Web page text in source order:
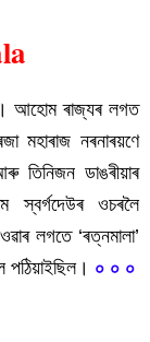
আহোম ৰাজ্যৰ লগত
মহাৰাজ নৰনাৰয়ণে
তিনিজন ডাঙৰীয়াৰ
স্বৰ্গদেউৰ ওচৰলৈ
লগতে ‘ৰত্নমালা’
০ ০ ০